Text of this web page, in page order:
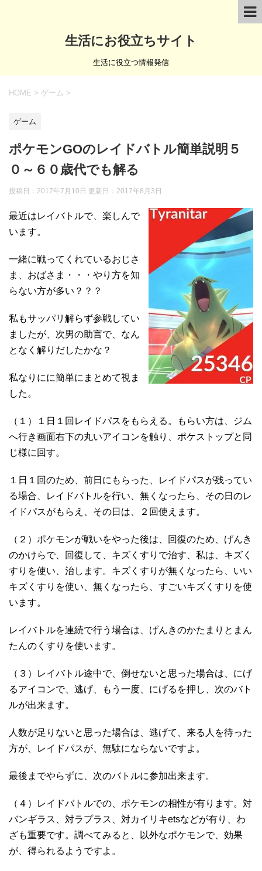
生活にお役立ちサイト
生活に役立つ情報発信
HOME > ゲーム >
ゲーム
ポケモンGOのレイドバトル簡単説明５
０～６０歳代でも解る
投稿日：2017年7月10日 更新日： 2017年8月3日
最近はレイバトルで、楽しんで
います。
一緒に戦ってくれているおじさ
ま、おばさま・・・やり方を知
らない方が多い？？？
私もサッパリ解らず参戦してい
ましたが、次男の助言で、なん
となく解りだしたかな？
私なりにに簡単にまとめて視ま
した。
（１）１日１回レイドパスをもらえる。もらい方は、ジム
へ行き画面右下の丸いアイコンを触り、ポケストップと同
じ様に回す。
１日１回のため、前日にもらった、レイドパスが残ってい
る場合、レイドバトルを行い、無くなったら、その日のレ
イドパスがもらえ、その日は、２回使えます。
（２）ポケモンが戦いをやった後は、回復のため、げんき
のかけらで、回復して、キズくすりで治す、私は、キズく
すりを使い、治します。キズくすりが無くなったら、いい
キズくすりを使い、無くなったら、すごいキズくすりを使
います。
レイバトルを連続で行う場合は、げんきのかたまりとまん
たんのくすりを使います。
（３）レイバトル途中で、倒せないと思った場合は、にげ
るアイコンで、逃げ、もう一度、にげるを押し、次のバト
ルが出来ます。
人数が足りないと思った場合は、逃げて、来る人を待った
方が、レイドパスが、無駄にならないですよ。
最後までやらずに、次のバトルに参加出来ます。
（４）レイドバトルでの、ポケモンの相性が有ります。対
バンギラス、対ラプラス、対カイリキetsなどが有り、わ
ざも重要です。調べてみると、以外なポケモンで、効果
が、得られるようですよ。